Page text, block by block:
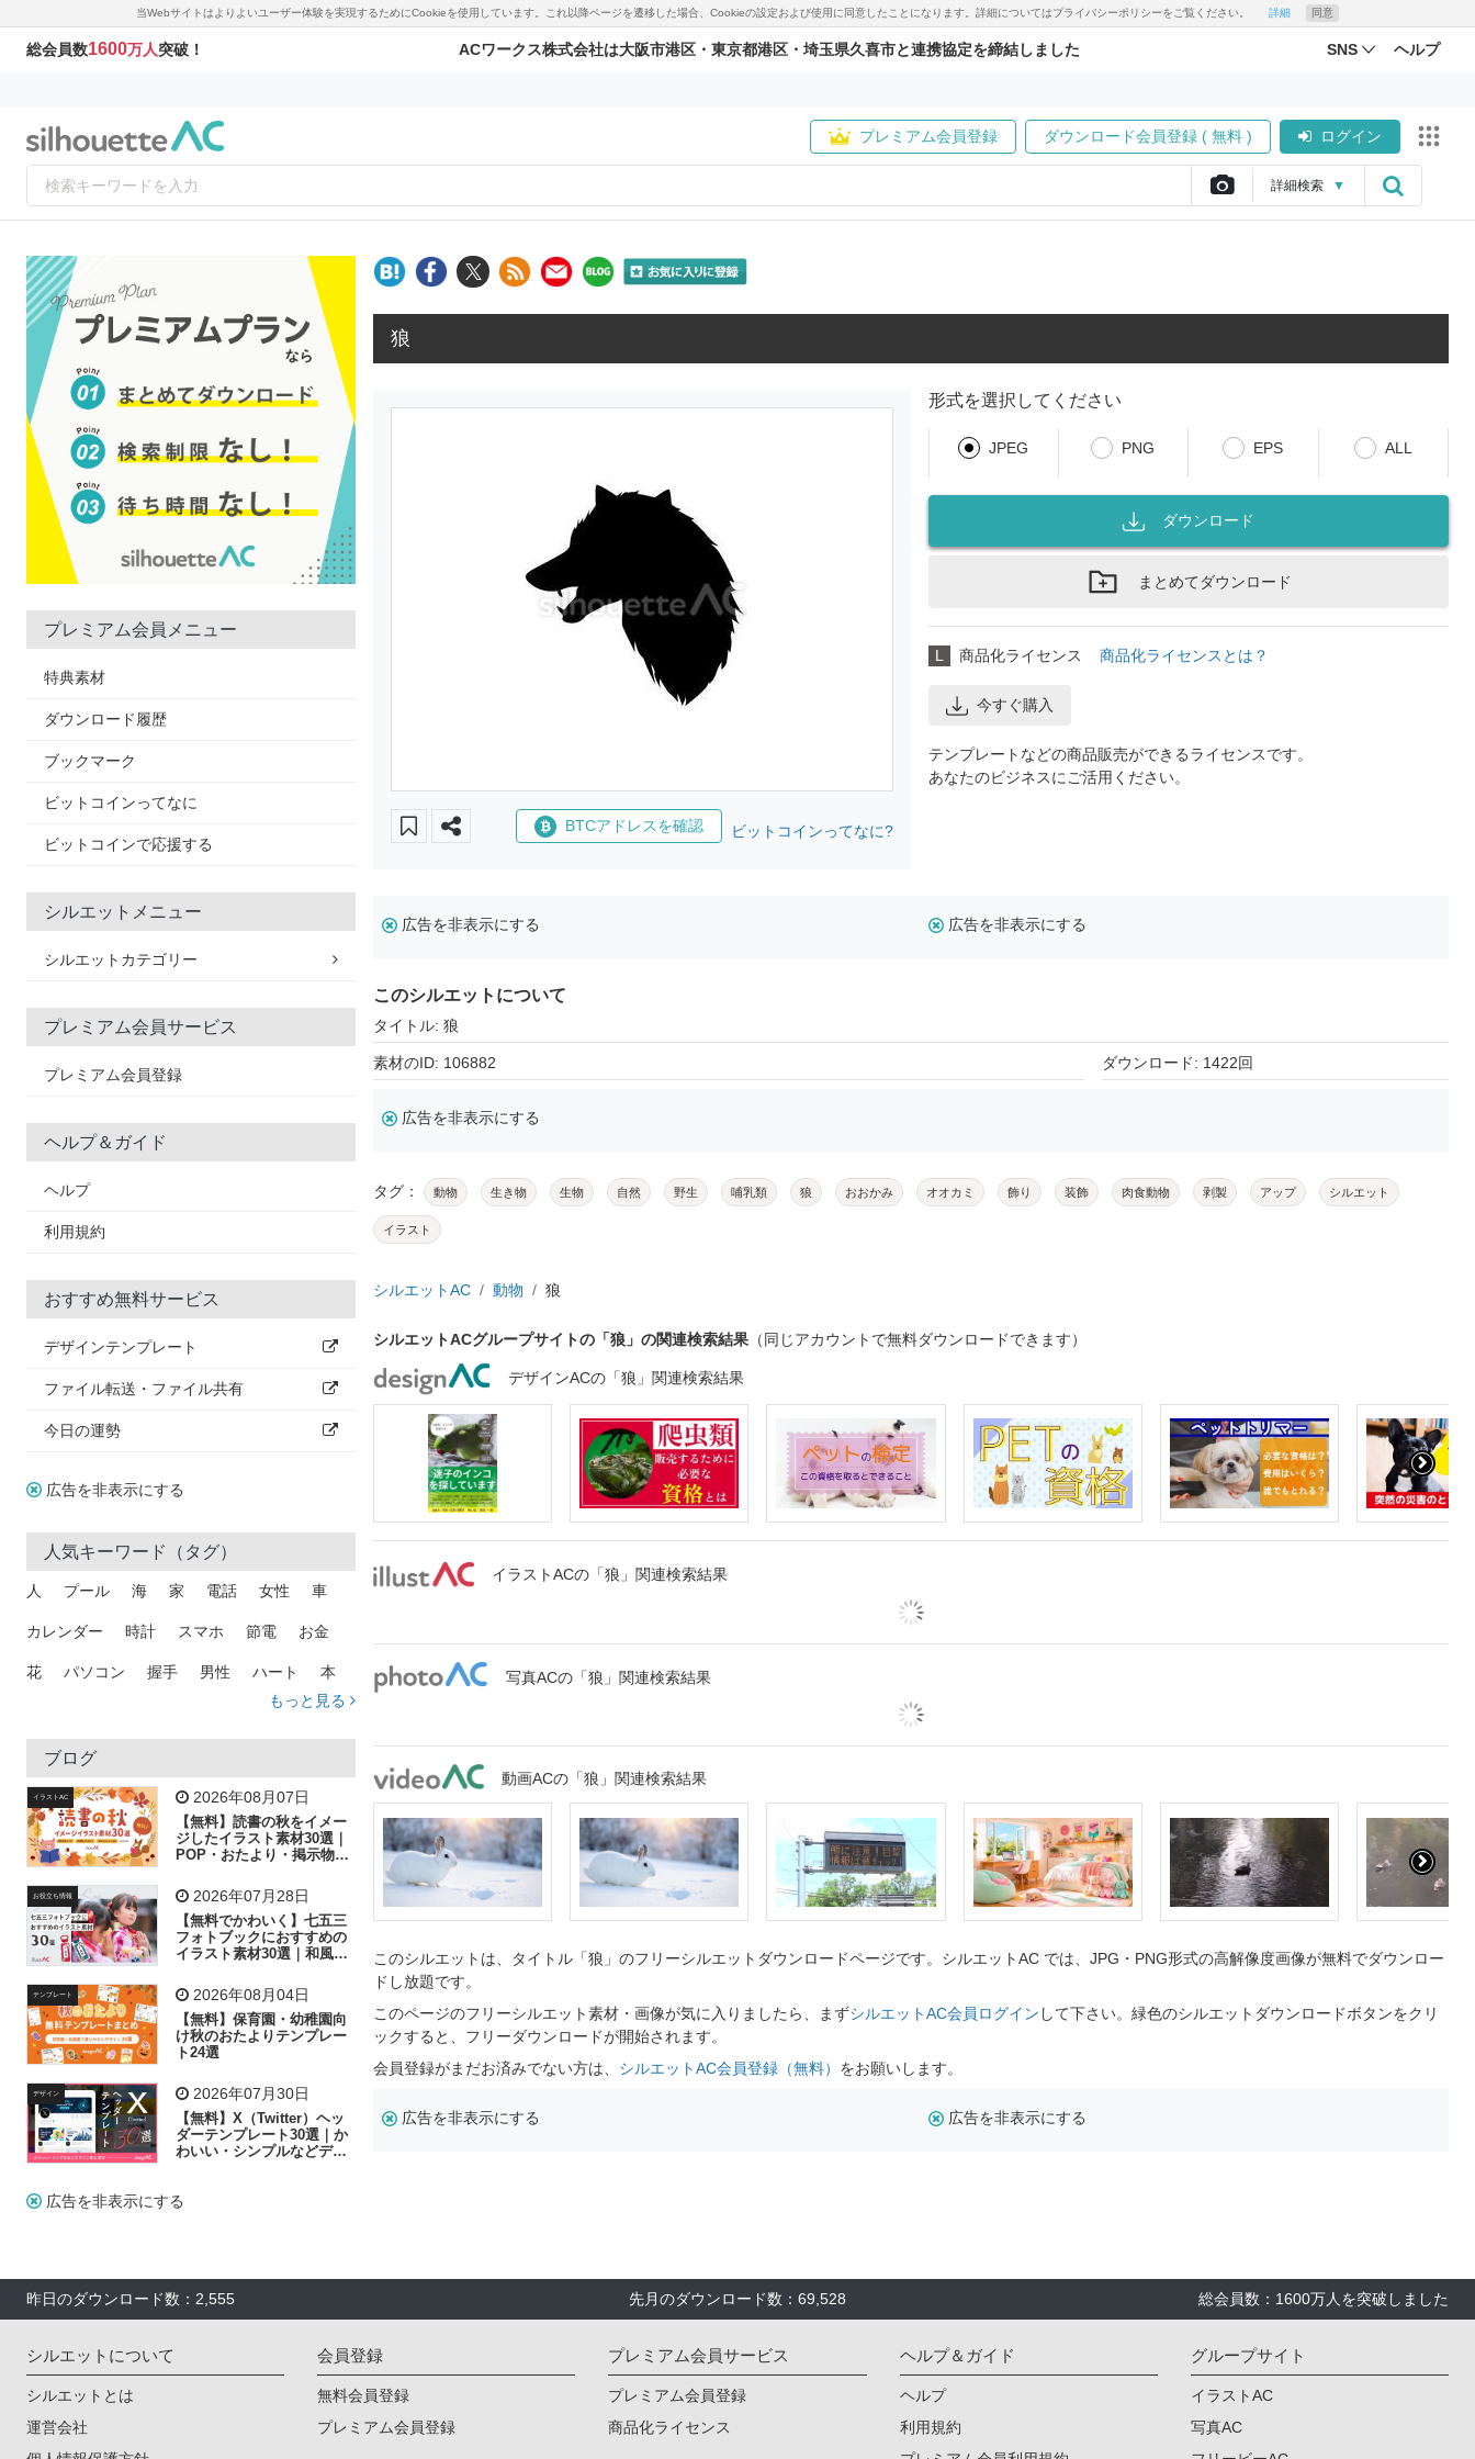
当Webサイトはよりよいユーザー体験を実現するためにCookieを使用しています。これ以降ページを遷移した場合、Cookieの設定および使用に同意したことになります。詳細についてはプライバシーポリシーをご覧ください。 詳細 同意
総会員数1600万人突破！ ACワークス株式会社は大阪市港区・東京都港区・埼玉県久喜市と連携協定を締結しました SNS ヘルプ
プレミアム会員登録 ダウンロード会員登録 ( 無料 ) ログイン
詳細検索 ▼
プレミアム会員メニュー
特典素材
ダウンロード履歴
ブックマーク
ビットコインってなに
ビットコインで応援する
シルエットメニュー
シルエットカテゴリー
プレミアム会員サービス
プレミアム会員登録
ヘルプ＆ガイド
ヘルプ
利用規約
おすすめ無料サービス
デザインテンプレート
ファイル転送・ファイル共有
今日の運勢
広告を非表示にする
人気キーワード（タグ）
人 プール 海 家 電話 女性 車
カレンダー 時計 スマホ 節電 お金
花 パソコン 握手 男性 ハート 本
トラック 木
吹き出し
飛行機 グラフ ビル 魚 家族 書類
歩く 工場 会社 太陽 キラキラ
子供 作業員 葉 相談 ピクトグラム
もっと見る
ブログ
イラストAC 2026年08月07日
【無料】読書の秋をイメー
ジしたイラスト素材30選｜
POP・おたより・掲示物に
お役立ち情報 2026年07月28日
【無料でかわいく】七五三
フォトブックにおすすめの
イラスト素材30選｜和風の
テンプレート 2026年08月04日
【無料】保育園・幼稚園向
け秋のおたよりテンプレー
ト24選
デザイン 2026年07月30日
【無料】X（Twitter）ヘッ
ダーテンプレート30選｜か
わいい・シンプルなどデザ
広告を非表示にする
狼
BTCアドレスを確認 ビットコインってなに?
形式を選択してください
JPEG PNG EPS ALL
ダウンロード
まとめてダウンロード
L 商品化ライセンス 商品化ライセンスとは？
今すぐ購入
テンプレートなどの商品販売ができるライセンスです。
あなたのビジネスにご活用ください。
広告を非表示にする 広告を非表示にする
このシルエットについて
タイトル: 狼
素材のID: 106882 ダウンロード: 1422回
広告を非表示にする
タグ： 動物 生き物 生物 自然 野生 哺乳類 狼 おおかみ オオカミ 飾り 装飾 肉食動物 剥製 アップ シルエット
イラスト
シルエットAC 動物 狼
シルエットACグループサイトの「狼」の関連検索結果 （同じアカウントで無料ダウンロードできます）
デザインACの「狼」関連検索結果
イラストACの「狼」関連検索結果
写真ACの「狼」関連検索結果
動画ACの「狼」関連検索結果
このシルエットは、タイトル「狼」のフリーシルエットダウンロードページです。シルエットAC では、JPG・PNG形式の高解像度画像が無料でダウンロー
ドし放題です。
このページのフリーシルエット素材・画像が気に入りましたら、まずシルエットAC会員ログイン して下さい。緑色のシルエットダウンロードボタンをクリ
ックすると、フリーダウンロードが開始されます。
会員登録がまだお済みでない方は、 シルエットAC会員登録（無料） をお願いします。
広告を非表示にする 広告を非表示にする
昨日のダウンロード数：2,555 先月のダウンロード数：69,528 総会員数：1600万人を突破しました
シルエットについて
シルエットとは
運営会社
会員登録
無料会員登録
プレミアム会員登録
プレミアム会員サービス
プレミアム会員登録
商品化ライセンス
ヘルプ＆ガイド
ヘルプ
利用規約
グループサイト
イラストAC
写真AC